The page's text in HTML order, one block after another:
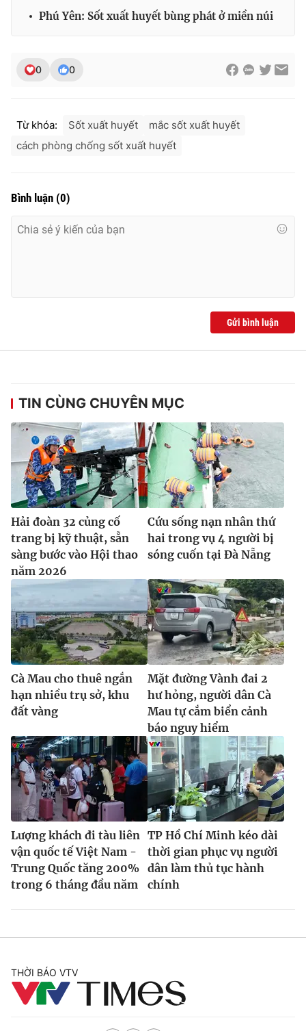
Ðiện thoại Thời báo VTV:
024.66 897 897
® Cấm sao chép dưới mọi hình thức nếu không có sự chấp
Phú Yên: Sốt xuất huyết bùng phát ở miền núi
0 0
Từ khóa: Sốt xuất huyết
mắc sốt xuất huyết
cách phòng chống sốt xuất huyết
Bình luận (0)
Gửi bình luận
TIN CÙNG CHUYÊN MỤC
Hải đoàn 32 củng cố
trang bị kỹ thuật, sẵn
sàng bước vào Hội thao
năm 2026
Cứu sống nạn nhân thứ
hai trong vụ 4 người bị
sóng cuốn tại Đà Nẵng
Cà Mau cho thuê ngắn
hạn nhiều trụ sở, khu
đất vàng
Mặt đường Vành đai 2
hư hỏng, người dân Cà
Mau tự cắm biển cảnh
báo nguy hiểm
Lượng khách đi tàu liên
vận quốc tế Việt Nam -
Trung Quốc tăng 200%
trong 6 tháng đầu năm
TP Hồ Chí Minh kéo dài
thời gian phục vụ người
dân làm thủ tục hành
chính
THỜI BÁO VTV